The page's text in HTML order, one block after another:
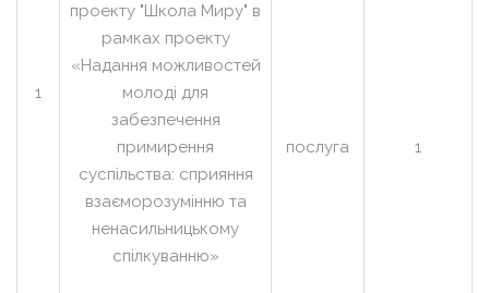
1
проекту "Школа Миру" в
рамках проекту
«Надання можливостей
молоді для
забезпечення
примирення
суспільства: сприяння
взаєморозумінню та
ненасильницькому
спілкуванню»
послуга 1